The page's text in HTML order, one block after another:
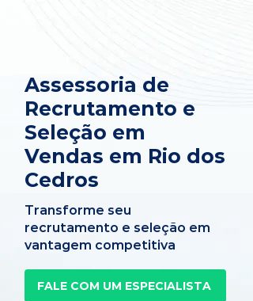
Assessoria de
Recrutamento e
Seleção em
Vendas em Rio dos
Cedros
Transforme seu
recrutamento e seleção em
vantagem competitiva
FALE COM UM ESPECIALISTA